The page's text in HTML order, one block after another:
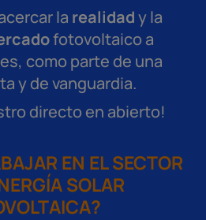
la realidady la
fotovoltaico a
como parte de una
y de vanguardia.
directo en abierto!
EN EL SECTOR
SOLAR